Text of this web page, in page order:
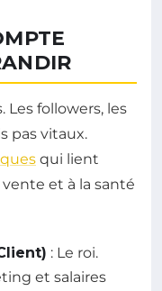
followers, les
pas vitaux.
qui lient
et à la santé
: Le roi.
et salaires